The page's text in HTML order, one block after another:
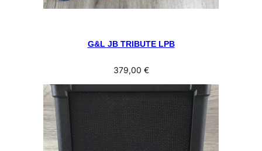
G&L JB TRIBUTE LPB
379,00 €